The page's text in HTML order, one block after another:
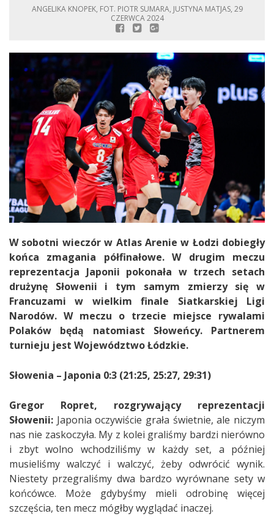
ANGELIKA KNOPEK, FOT. PIOTR SUMARA, JUSTYNA MATJAS, 29
CZERWCA 2024
W sobotni wieczór w Atlas Arenie w Łodzi dobiegły
końca zmagania półfinałowe. W drugim meczu
reprezentacja Japonii pokonała w trzech setach
drużynę Słowenii i tym samym zmierzy się w
Francuzami w wielkim finale Siatkarskiej Ligi
Narodów. W meczu o trzecie miejsce rywalami
Polaków będą natomiast Słoweńcy. Partnerem
turnieju jest Województwo Łódzkie.
Słowenia – Japonia 0:3 (21:25, 25:27, 29:31)
Gregor Ropret, rozgrywający reprezentacji
Słowenii: Japonia oczywiście grała świetnie, ale niczym
nas nie zaskoczyła. My z kolei graliśmy bardzi nierówno
i zbyt wolno wchodziliśmy w każdy set, a później
musieliśmy walczyć i walczyć, żeby odwrócić wynik.
Niestety przegraliśmy dwa bardzo wyrównane sety w
końcówce. Może gdybyśmy mieli odrobinę więcej
szczęścia, ten mecz mógłby wyglądać inaczej.